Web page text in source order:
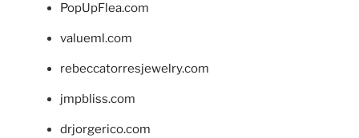
PopUpFlea.com
valueml.com
rebeccatorresjewelry.com
jmpbliss.com
drjorgerico.com